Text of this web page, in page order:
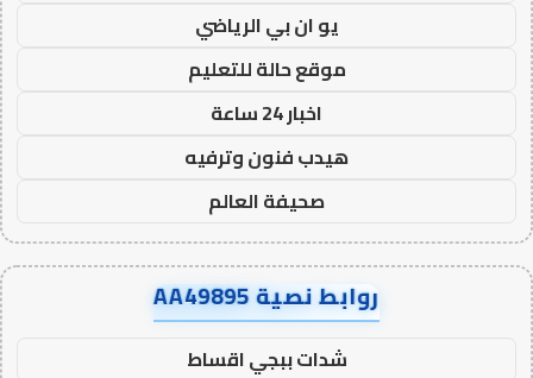
يو ان بي الرياضي
موقع حالة للتعليم
اخبار 24 ساعة
هيدب فنون وترفيه
صحيفة العالم
روابط نصية AA49895
شدات ببجي اقساط